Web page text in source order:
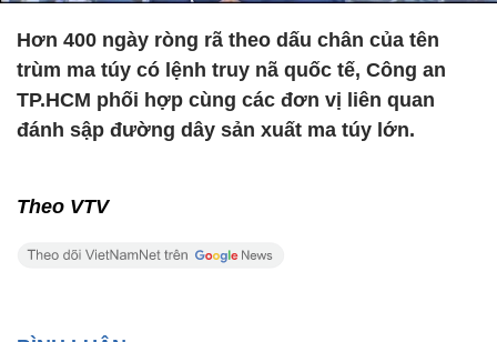
Hơn 400 ngày ròng rã theo dấu chân của tên
trùm ma túy có lệnh truy nã quốc tế, Công an
TP.HCM phối hợp cùng các đơn vị liên quan
đánh sập đường dây sản xuất ma túy lớn.
Theo VTV